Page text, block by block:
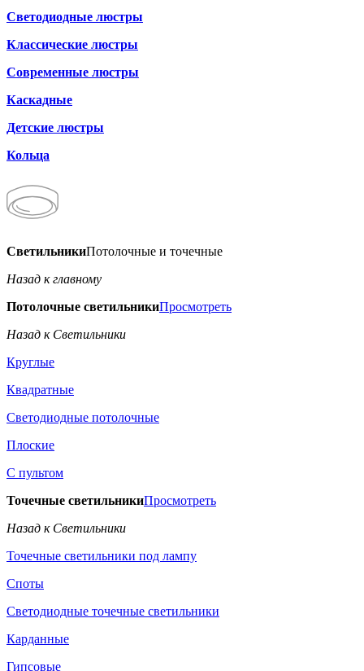
Светодиодные люстры
Классические люстры
Современные люстры
Каскадные
Детские люстры
Кольца
СветильникиПотолочные и точечные
Назад к главному
Потолочные светильникиПросмотреть
Назад к Светильники
Круглые
Квадратные
Светодиодные потолочные
Плоские
С пультом
Точечные светильникиПросмотреть
Назад к Светильники
Точечные светильники под лампу
Споты
Светодиодные точечные светильники
Карданные
Гипсовые